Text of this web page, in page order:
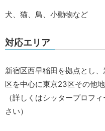
犬、猫、鳥、小動物など
対応エリア
新宿区西早稲田を拠点とし
区を中心に東京23区その他
（詳しくはシッタープロフ
さい）